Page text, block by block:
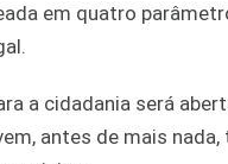
em quatro
a cidadania será
antes de mais